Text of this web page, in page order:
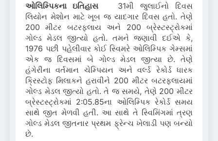
ઓલિમ્પિકના ઇતિહાસ 31મી જુલાઈનો દિવસ
લિયોન મેશોન માટે ખૂબ જ યાદગાર દિવસ હતો. તેણે
200 મીટર બટરફ્લાય અને 200 બ્રેસ્ટસ્ટ્રોકમાં
ગોલ્ડ મેડલ જીત્યો હતો. તમને જણાવી દઈએ કે,
1976 પછી પહેલીવાર કોઈ સ્વિમરે ઓલિમ્પિક ગેમ્સમાં
એક જ દિવસમાં બે ગોલ્ડ મેડલ જીત્યા છે. તેણે
હંગેરીના વર્તમાન ચેમ્પિયન અને વર્લ્ડ રેકોર્ડ ધારક
ક્રિસ્ટોફ મિલાકને હરાવીને 200 મીટર બટરફ્લાયમાં
ગોલ્ડ મેડલ જીત્યો હતો. તે જ સમયે, તેણે 200 મીટર
બ્રેસ્ટસ્ટ્રોકમાં 2:05.85ના ઓલિમ્પિક રેકોર્ડ સમય
સાથે જીત મેળવી હતી. આ સાથે તે સ્વિમિંગમાં ત્રણ
ગોલ્ડ મેડલ જીતનાર પ્રથમ ફ્રેન્ચ ખેલાડી પણ બન્યો
છે.